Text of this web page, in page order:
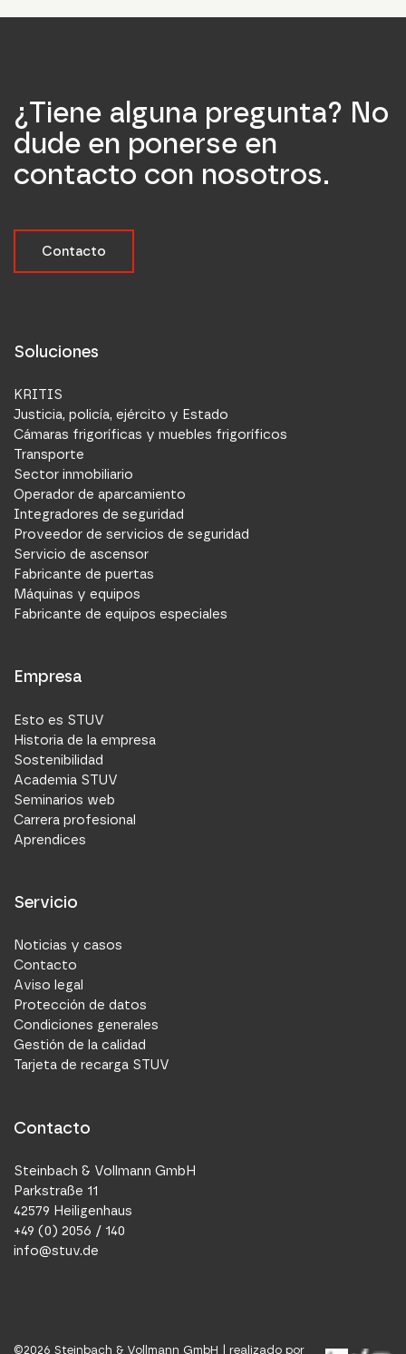
¿Tiene alguna pregunta? No
dude en ponerse en
contacto con nosotros.
Contacto
Soluciones
KRITIS
Justicia, policía, ejército y Estado
Cámaras frigoríficas y muebles frigoríficos
Transporte
Sector inmobiliario
Operador de aparcamiento
Integradores de seguridad
Proveedor de servicios de seguridad
Servicio de ascensor
Fabricante de puertas
Máquinas y equipos
Fabricante de equipos especiales
Empresa
Esto es STUV
Historia de la empresa
Sostenibilidad
Academia STUV
Seminarios web
Carrera profesional
Aprendices
Servicio
Noticias y casos
Contacto
Aviso legal
Protección de datos
Condiciones generales
Gestión de la calidad
Tarjeta de recarga STUV
Contacto
Steinbach & Vollmann GmbH
Parkstraße 11
42579 Heiligenhaus
+49 (0) 2056 / 140
info@stuv.de
©2026 Steinbach & Vollmann GmbH | realizado por